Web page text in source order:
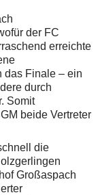
der FC
erreichte
das Finale – ein
durch
Somit
beide Vertreter
die
Großaspach